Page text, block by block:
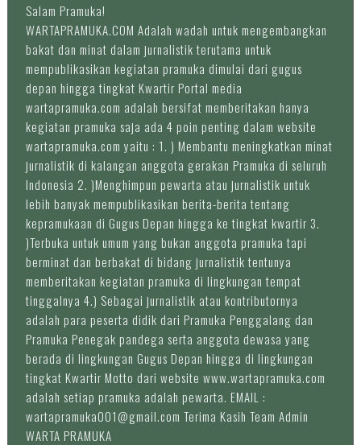
Salam Pramuka!
WARTAPRAMUKA.COM Adalah wadah untuk mengembangkan
bakat dan minat dalam jurnalistik terutama untuk
mempublikasikan kegiatan pramuka dimulai dari gugus
depan hingga tingkat Kwartir Portal media
wartapramuka.com adalah bersifat memberitakan hanya
kegiatan pramuka saja ada 4 poin penting dalam website
wartapramuka.com yaitu : 1. ) Membantu meningkatkan minat
jurnalistik di kalangan anggota gerakan Pramuka di seluruh
Indonesia 2. )Menghimpun pewarta atau jurnalistik untuk
lebih banyak mempublikasikan berita-berita tentang
kepramukaan di Gugus Depan hingga ke tingkat kwartir 3.
)Terbuka untuk umum yang bukan anggota pramuka tapi
berminat dan berbakat di bidang jurnalistik tentunya
memberitakan kegiatan pramuka di lingkungan tempat
tinggalnya 4.) Sebagai jurnalistik atau kontributornya
adalah para peserta didik dari Pramuka Penggalang dan
Pramuka Penegak pandega serta anggota dewasa yang
berada di lingkungan Gugus Depan hingga di lingkungan
tingkat Kwartir Motto dari website www.wartapramuka.com
adalah setiap pramuka adalah pewarta. EMAIL :
wartapramuka001@gmail.com Terima Kasih Team Admin
WARTA PRAMUKA